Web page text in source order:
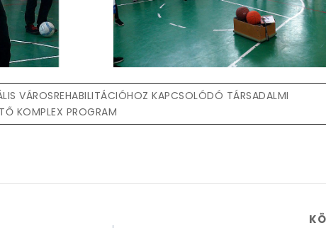
VÁROSREHABILITÁCIÓHOZ KAPCSOLÓDÓ TÁRSADALMI
KOMPLEX PROGRAM